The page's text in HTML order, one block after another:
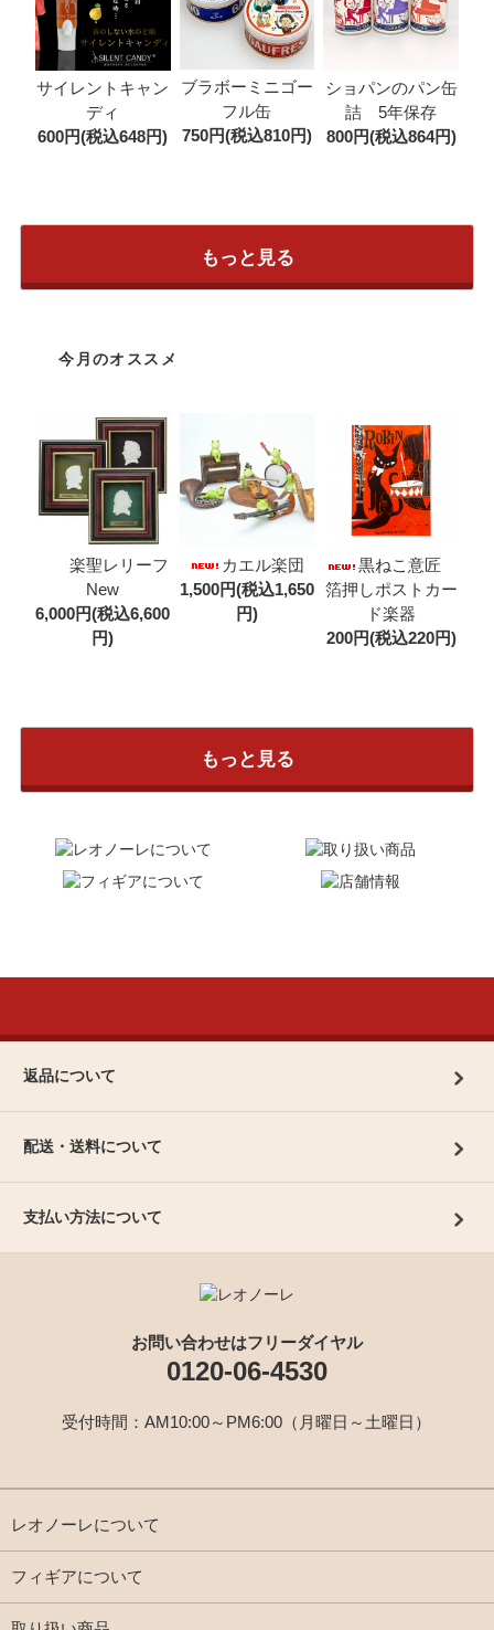
サイレントキャン
ディ
600円(税込648円)
ブラボーミニゴー
フル缶
750円(税込810円)
ショパンのパン缶
詰 5年保存
800円(税込864円)
もっと見る
今月のオススメ
楽聖レリーフ
New
6,000円(税込6,600
円)
カエル楽団
1,500円(税込1,650
円)
黒ねこ意匠
箔押しポストカー
ド楽器
200円(税込220円)
もっと見る
返品について
配送・送料について
支払い方法について
お問い合わせはフリーダイヤル
0120-06-4530
受付時間：AM10:00～PM6:00（月曜日～土曜日）
レオノーレについて
フィギアについて